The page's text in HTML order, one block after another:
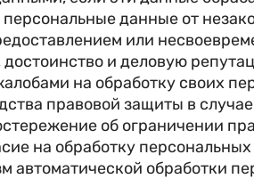
данные от
или
и деловую
на обработку своих
правовой защиты в
об ограничении
на обработку
автоматической обработки